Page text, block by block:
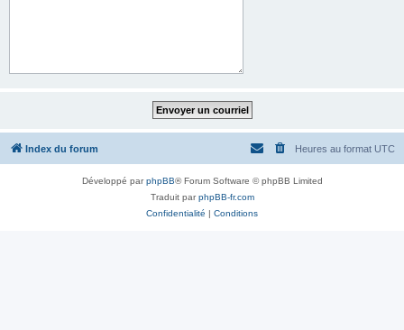
Index du forum Heures au format UTC
Développé parphpBB® Forum Software © phpBB Limited
Traduit parphpBB-fr.com
Confidentialité | Conditions